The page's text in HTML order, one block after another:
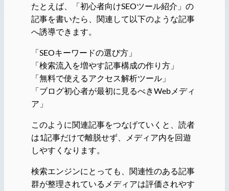
たとえば、「初心者向けSEOツール紹介」の
記事を書いたら、関連して以下のような記事
へ誘導できます。
「SEOキーワードの選び方」
「検索流入を増やす記事構成の作り方」
「無料で使えるアクセス解析ツール」
「ブログ初心者が最初に見るべきWebメディ
ア」
このように関連記事をつなげていくと、読者
は1記事だけで離脱せず、メディア内を回遊
しやすくなります。
検索エンジンにとっても、関連性のある記事
群が整理されているメディアは評価されやす